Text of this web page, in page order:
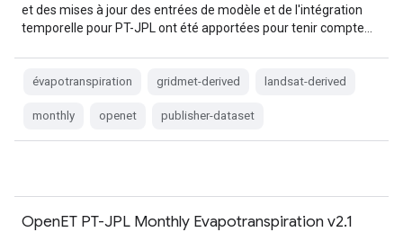
et des mises à jour des entrées de modèle et de l'intégration
temporelle pour PT-JPL ont été apportées pour tenir compte…
évapotranspiration gridmet-derived landsat-derived
monthly openet publisher-dataset
OpenET PT-JPL Monthly Evapotranspiration v2.1